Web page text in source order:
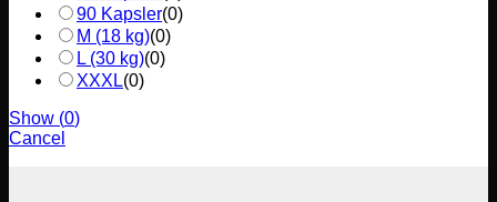
90 Kapsler(0)
M (18 kg)(0)
L (30 kg)(0)
XXXL(0)
Show (0)
Cancel